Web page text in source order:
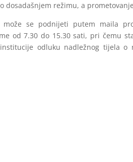
dosadašnjem režimu, a
može se podnijeti putem maila
od 7.30 do 15.30 sati, pri čemu
odluku nadležnog tijela o